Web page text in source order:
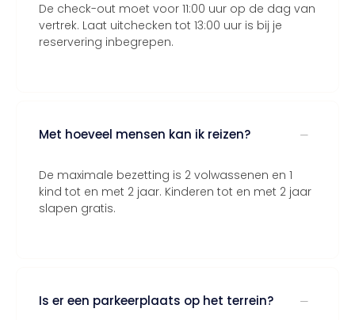
De check-out moet voor 11:00 uur op de dag van
vertrek. Laat uitchecken tot 13:00 uur is bij je
reservering inbegrepen.
Met hoeveel mensen kan ik reizen?
De maximale bezetting is 2 volwassenen en 1
kind tot en met 2 jaar. Kinderen tot en met 2 jaar
slapen gratis.
Is er een parkeerplaats op het terrein?